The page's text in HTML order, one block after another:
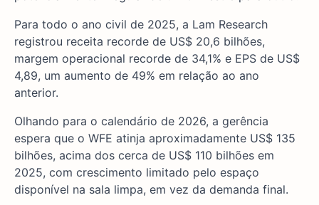
Para todo o ano civil de 2025, a Lam Research
registrou receita recorde de US$ 20,6 bilhões,
margem operacional recorde de 34,1% e EPS de US$
4,89, um aumento de 49% em relação ao ano
anterior.
Olhando para o calendário de 2026, a gerência
espera que o WFE atinja aproximadamente US$ 135
bilhões, acima dos cerca de US$ 110 bilhões em
2025, com crescimento limitado pelo espaço
disponível na sala limpa, em vez da demanda final.